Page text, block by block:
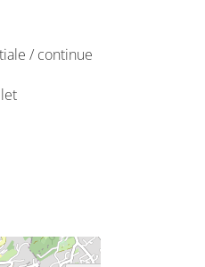
/ continue